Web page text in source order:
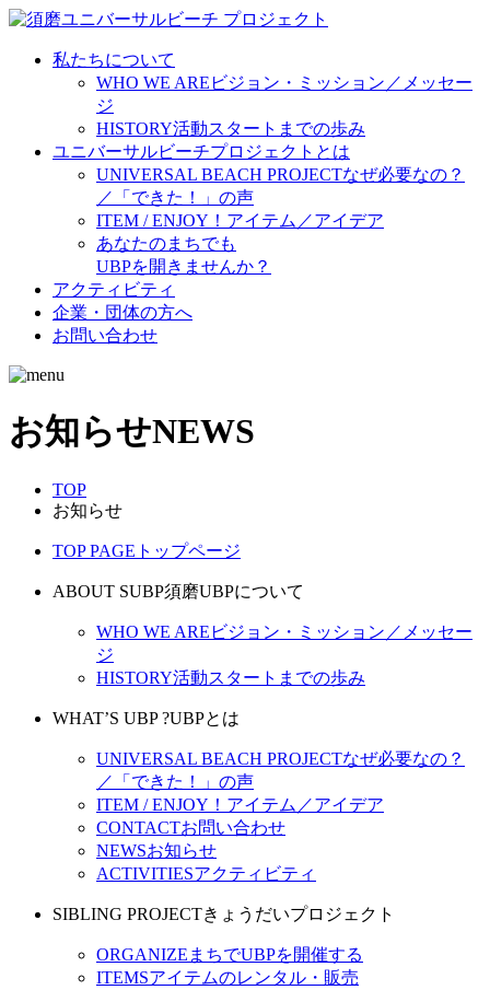
私たちについて
WHO WE ARE ビジョン・ミッション／メッセー
ジ
HISTORY活動スタートまでの歩み
ユニバーサルビーチプロジェクトとは
UNIVERSAL BEACH PROJECTなぜ必要なの？
／「できた！」の声
ITEM / ENJOY！ アイテム／アイデア
あなたのまちでも
UBPを開きませんか？
アクティビティ
企業・団体の方へ
お問い合わせ
お知らせNEWS
TOP
お知らせ
TOP PAGE トップページ
ABOUT SUBP須磨UBPについて
WHO WE ARE ビジョン・ミッション／メッセー
ジ
HISTORY活動スタートまでの歩み
WHAT’S UBP ?UBPとは
UNIVERSAL BEACH PROJECTなぜ必要なの？
／「できた！」の声
ITEM / ENJOY！ アイテム／アイデア
CONTACTお問い合わせ
NEWSお知らせ
ACTIVITIESアクティビティ
SIBLING PROJECTきょうだいプロジェクト
ORGANIZE まちでUBPを開催する
ITEMSアイテムのレンタル・販売